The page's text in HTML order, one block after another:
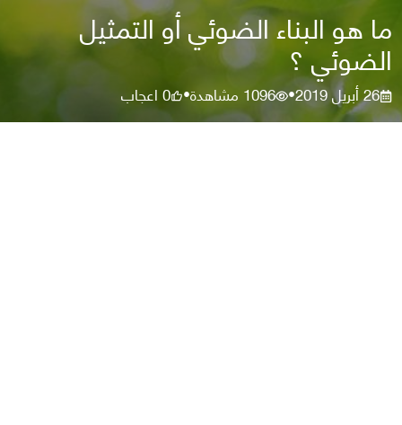
ما هو البناء الضوئي أو التمثيل
الضوئي ؟
26 أبريل 2019 •
1096 مشاهدة•
0اعجاب